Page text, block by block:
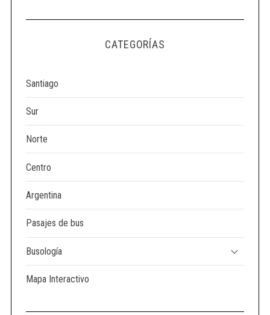
CATEGORÍAS
Santiago
Sur
Norte
Centro
Argentina
Pasajes de bus
Busología
Mapa Interactivo